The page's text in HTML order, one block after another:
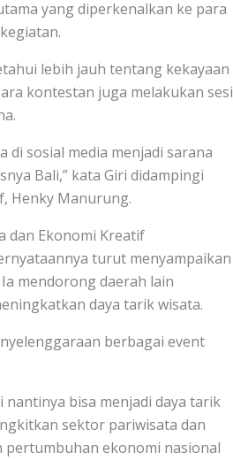
yang diperkenalkan ke para
lebih jauh tentang kekayaan
kontestan juga melakukan sesi
sosial media menjadi sarana
Bali,” kata Giri didampingi
Henky Manurung.
dan Ekonomi Kreatif
turut menyampaikan
mendorong daerah lain
daya tarik wisata.
berbagai event
bisa menjadi daya tarik
sektor pariwisata dan
pertumbuhan ekonomi nasional